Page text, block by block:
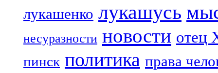
лукашенко лукашусь
несуразности новости отец
пинск политика права